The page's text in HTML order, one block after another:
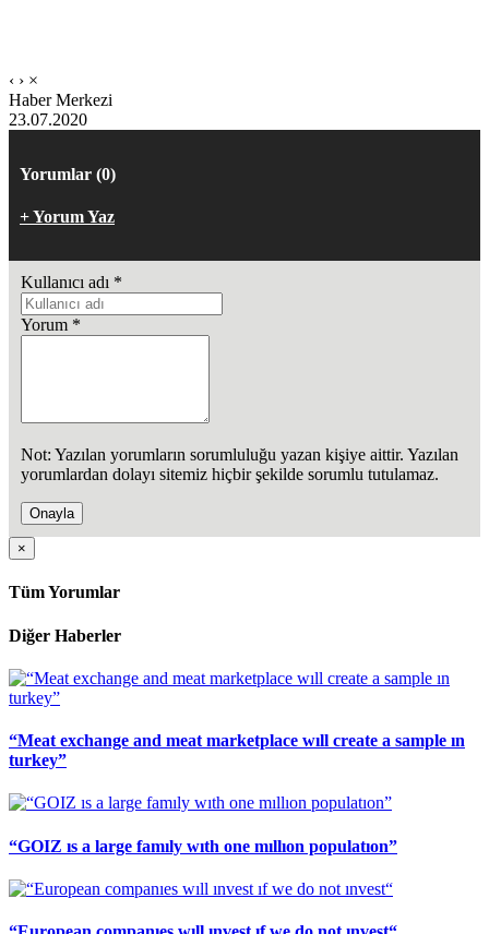
‹ › ×
Haber Merkezi
23.07.2020
Yorumlar (0)
+ Yorum Yaz
Kullanıcı adı *
Yorum *
Not: Yazılan yorumların sorumluluğu yazan kişiye aittir. Yazılan
yorumlardan dolayı sitemiz hiçbir şekilde sorumlu tutulamaz.
Onayla
×
Tüm Yorumlar
Diğer Haberler
“Meat exchange and meat marketplace wıll create a sample ın
turkey”
“GOIZ ıs a large famıly wıth one mıllıon populatıon”